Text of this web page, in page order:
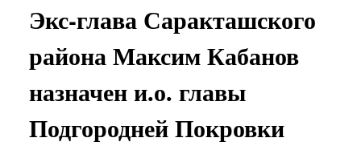
Экс-глава Саракташского
района Максим Кабанов
назначен и.о. главы
Подгородней Покровки